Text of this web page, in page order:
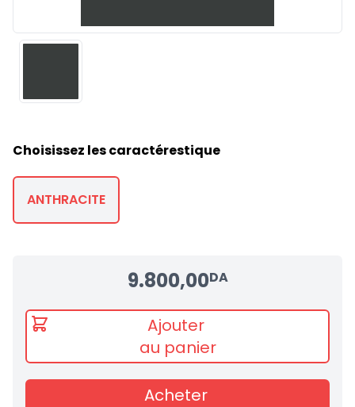
Choisissez les caractérestique
ANTHRACITE
9.800,00DA
Ajouter
au panier
Acheter